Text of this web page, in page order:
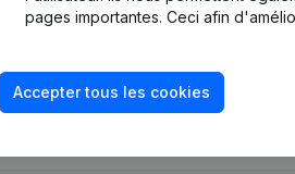
pages importantes. Ceci afin
Accepter tous les cookies